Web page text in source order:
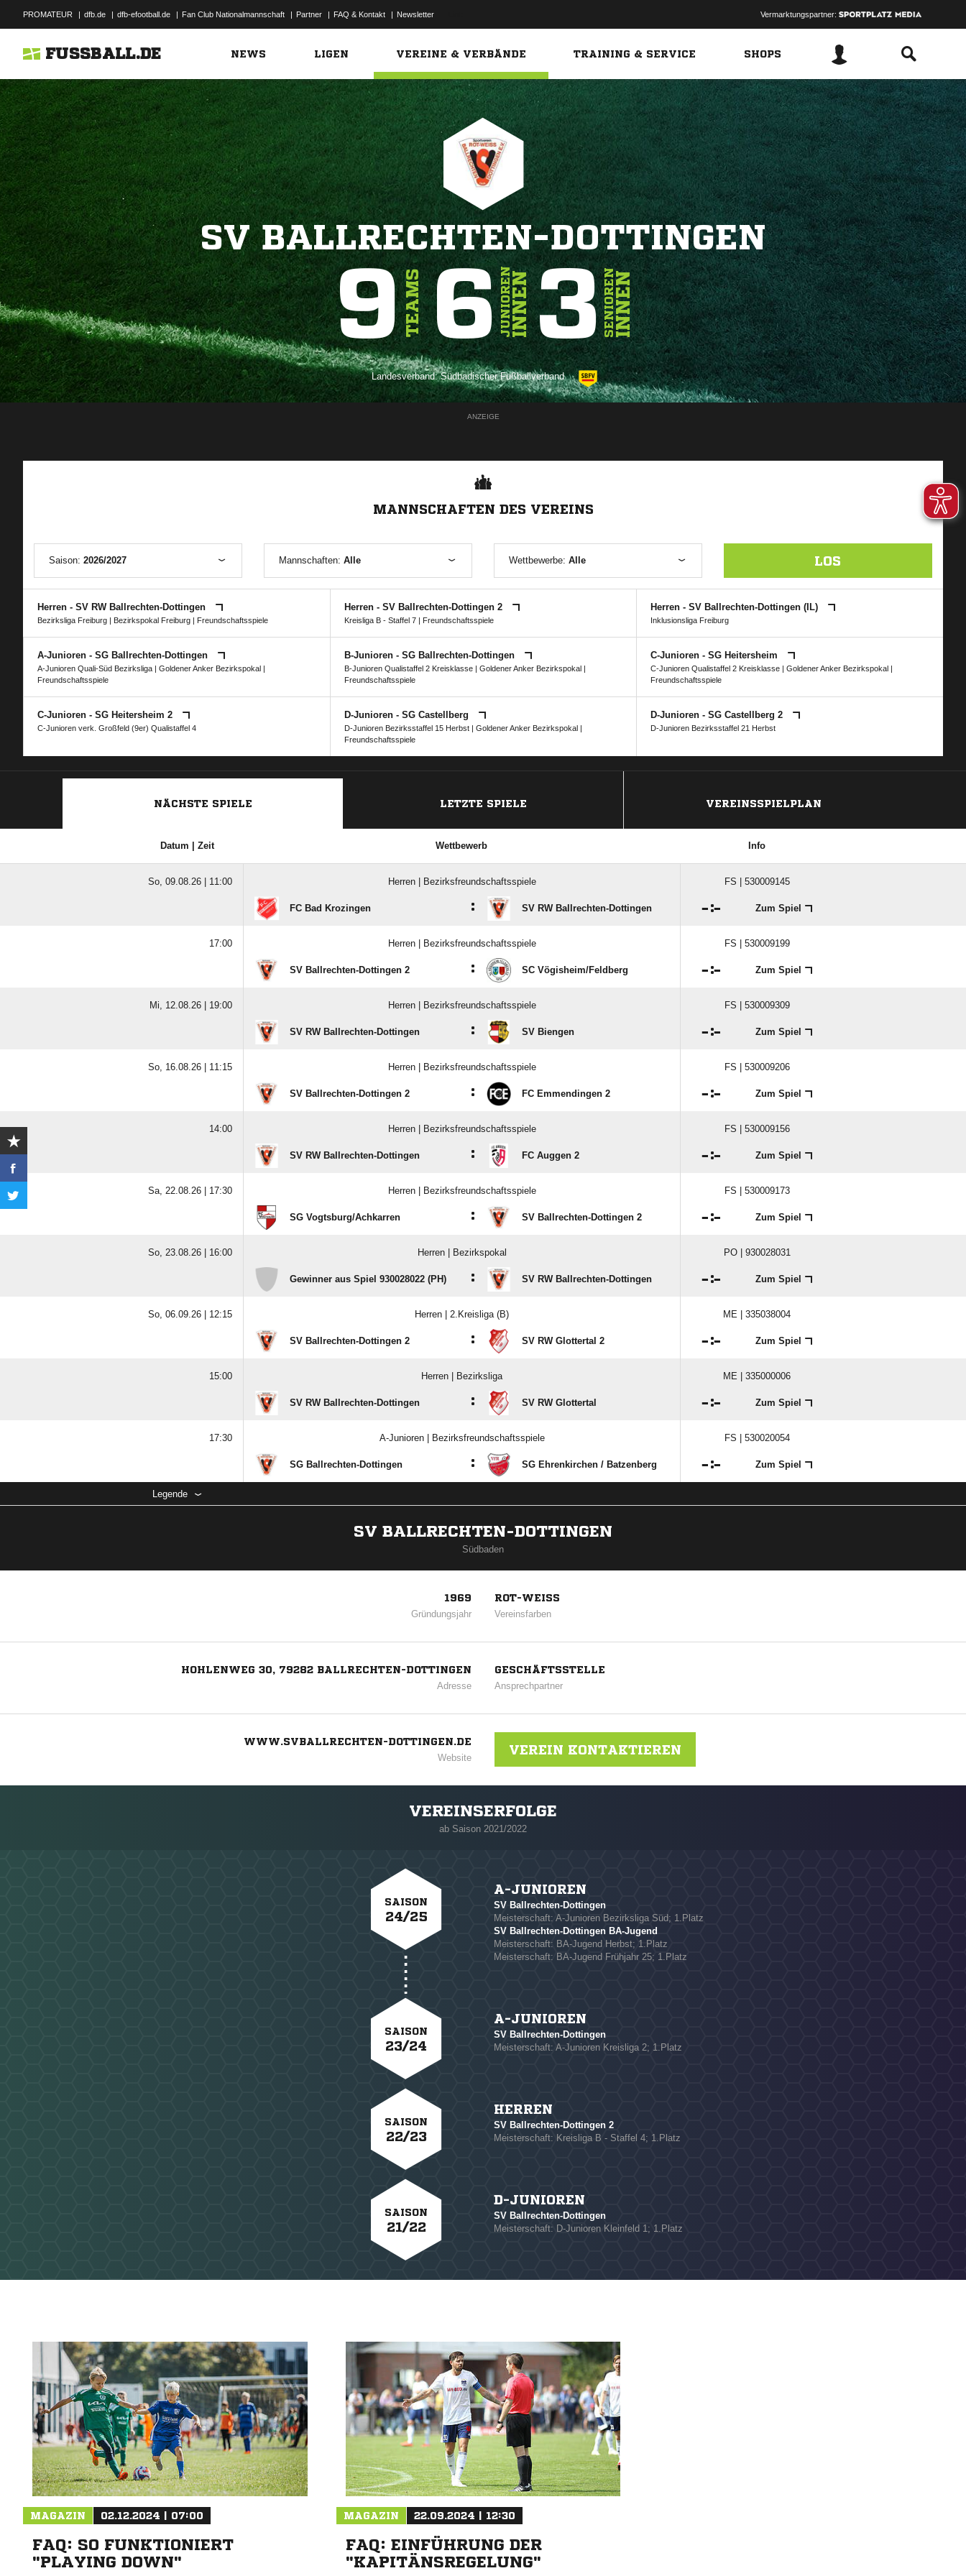
PROMATEUR | dfb.de | dfb-efootball.de | Fan Club Nationalmannschaft | Partner | FAQ & Kontakt | Newsletter Vermarktungspartner:
FUSSBALL.DE NEWS LIGEN VEREINE & VERBÄNDE TRAINING & SERVICE SHOPS
SV BALLRECHTEN-DOTTINGEN
9TEAMS6JUNIORENINNEN3SENIORENINNEN
Landesverband:Südbadischer Fußballverband
ANZEIGE
MANNSCHAFTEN DES VEREINS
Saison: 2026/2027 Mannschaften: Alle Wettbewerbe: Alle LOS
Herren - SV RW Ballrechten-Dottingen
Bezirksliga Freiburg | Bezirkspokal Freiburg | Freundschaftsspiele
Herren - SV Ballrechten-Dottingen 2
Kreisliga B - Staffel 7| Freundschaftsspiele
Herren - SV Ballrechten-Dottingen (IL)
Inklusionsliga Freiburg
A-Junioren - SG Ballrechten-Dottingen
A-Junioren Quali-Süd Bezirksliga | Goldener Anker Bezirkspokal |
Freundschaftsspiele
B-Junioren - SG Ballrechten-Dottingen
B-Junioren Qualistaffel 2 Kreisklasse| Goldener Anker Bezirkspokal|
Freundschaftsspiele
C-Junioren - SG Heitersheim
C-Junioren Qualistaffel 2 Kreisklasse |Goldener Anker Bezirkspokal |
Freundschaftsspiele
C-Junioren - SG Heitersheim 2
C-Junioren verk. Großfeld (9er) Qualistaffel 4
D-Junioren - SG Castellberg
D-Junioren Bezirksstaffel 15 Herbst| Goldener Anker Bezirkspokal|
Freundschaftsspiele
D-Junioren - SG Castellberg 2
D-Junioren Bezirksstaffel 21 Herbst
NÄCHSTE SPIELE LETZTE SPIELE VEREINSSPIELPLAN
Datum | Zeit Wettbewerb Info
So, 09.08.26 | 11:00 Herren | Bezirksfreundschaftsspiele FS | 530009145
FC Bad Krozingen : SV RW Ballrechten-Dottingen : Zum Spiel
17:00 Herren | Bezirksfreundschaftsspiele FS | 530009199
SV Ballrechten-Dottingen 2 : SC Vögisheim/​Feldberg : Zum Spiel
Mi, 12.08.26 | 19:00 Herren | Bezirksfreundschaftsspiele FS | 530009309
SV RW Ballrechten-Dottingen : SV Biengen : Zum Spiel
So, 16.08.26 | 11:15 Herren | Bezirksfreundschaftsspiele FS | 530009206
SV Ballrechten-Dottingen 2 : FC Emmendingen 2 : Zum Spiel
14:00 Herren | Bezirksfreundschaftsspiele FS | 530009156
SV RW Ballrechten-Dottingen : FC Auggen 2 : Zum Spiel
Sa, 22.08.26 | 17:30 Herren | Bezirksfreundschaftsspiele FS | 530009173
SG Vogtsburg/​Achkarren : SV Ballrechten-Dottingen 2 : Zum Spiel
So, 23.08.26 | 16:00 Herren | Bezirkspokal PO | 930028031
Gewinner aus Spiel 930028022 (PH) : SV RW Ballrechten-Dottingen : Zum Spiel
So, 06.09.26 | 12:15 Herren | 2.Kreisliga (B) ME | 335038004
SV Ballrechten-Dottingen 2 : SV RW Glottertal 2 : Zum Spiel
15:00 Herren | Bezirksliga ME | 335000006
SV RW Ballrechten-Dottingen : SV RW Glottertal : Zum Spiel
17:30 A-Junioren | Bezirksfreundschaftsspiele FS | 530020054
SG Ballrechten-Dottingen : SG Ehrenkirchen /​ Batzenberg : Zum Spiel
Legende
SV BALLRECHTEN-DOTTINGEN
Südbaden
1969
Gründungsjahr
ROT-WEISS
Vereinsfarben
HOHLENWEG 30, 79282 BALLRECHTEN-DOTTINGEN
Adresse
GESCHÄFTSSTELLE
Ansprechpartner
WWW.SVBALLRECHTEN-DOTTINGEN.DE
Website
VEREIN KONTAKTIEREN
VEREINSERFOLGE
ab Saison 2021/2022
SAISON
24/25
A-JUNIOREN
SV Ballrechten-Dottingen
Meisterschaft: A-Junioren Bezirksliga Süd; 1.Platz
SV Ballrechten-Dottingen BA-Jugend
Meisterschaft: BA-Jugend Herbst; 1.Platz
Meisterschaft: BA-Jugend Frühjahr 25; 1.Platz
SAISON
23/24
A-JUNIOREN
SV Ballrechten-Dottingen
Meisterschaft: A-Junioren Kreisliga 2; 1.Platz
SAISON
22/23
HERREN
SV Ballrechten-Dottingen 2
Meisterschaft: Kreisliga B - Staffel 4; 1.Platz
SAISON
21/22
D-JUNIOREN
SV Ballrechten-Dottingen
Meisterschaft: D-Junioren Kleinfeld 1; 1.Platz
MAGAZIN 02.12.2024 | 07:00
FAQ: SO FUNKTIONIERT
"PLAYING DOWN"
MAGAZIN 22.09.2024 | 12:30
FAQ: EINFÜHRUNG DER
"KAPITÄNSREGELUNG"